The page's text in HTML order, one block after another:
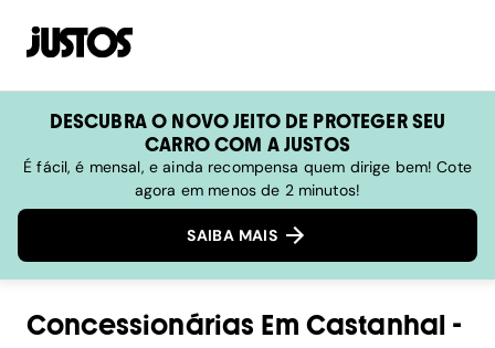
DESCUBRA O NOVO JEITO DE PROTEGER SEU
CARRO COM A JUSTOS
É fácil, é mensal, e ainda recompensa quem dirige bem! Cote
agora em menos de 2 minutos!
SAIBA MAIS
Concessionárias Em Castanhal -